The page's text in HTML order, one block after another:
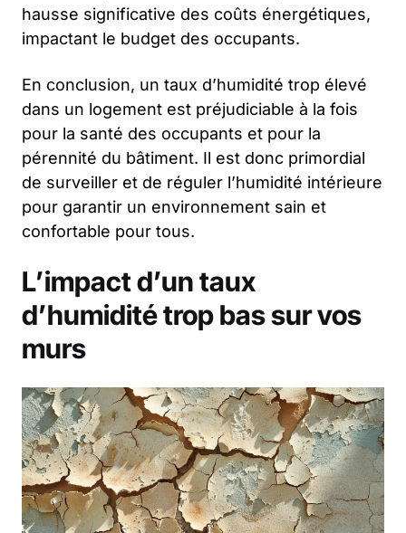
hausse significative des coûts énergétiques,
impactant le budget des occupants.
En conclusion, un taux d’humidité trop élevé
dans un logement est préjudiciable à la fois
pour la santé des occupants et pour la
pérennité du bâtiment. Il est donc primordial
de surveiller et de réguler l’humidité intérieure
pour garantir un environnement sain et
confortable pour tous.
L’impact d’un taux
d’humidité trop bas sur vos
murs